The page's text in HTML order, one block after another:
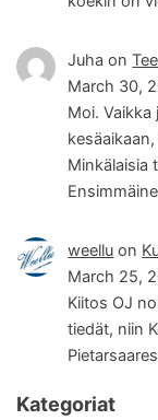
Juha on
March 30,
Moi. Vaikka
Minkälaisia
weellu on
March 25,
Kiitos OJ
tiedät, niin
Kategoriat